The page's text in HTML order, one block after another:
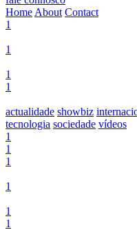
Home About Contact
1
1
1
1
actualidade showbiz
tecnologia sociedade vídeos
1
1
1
1
1
1